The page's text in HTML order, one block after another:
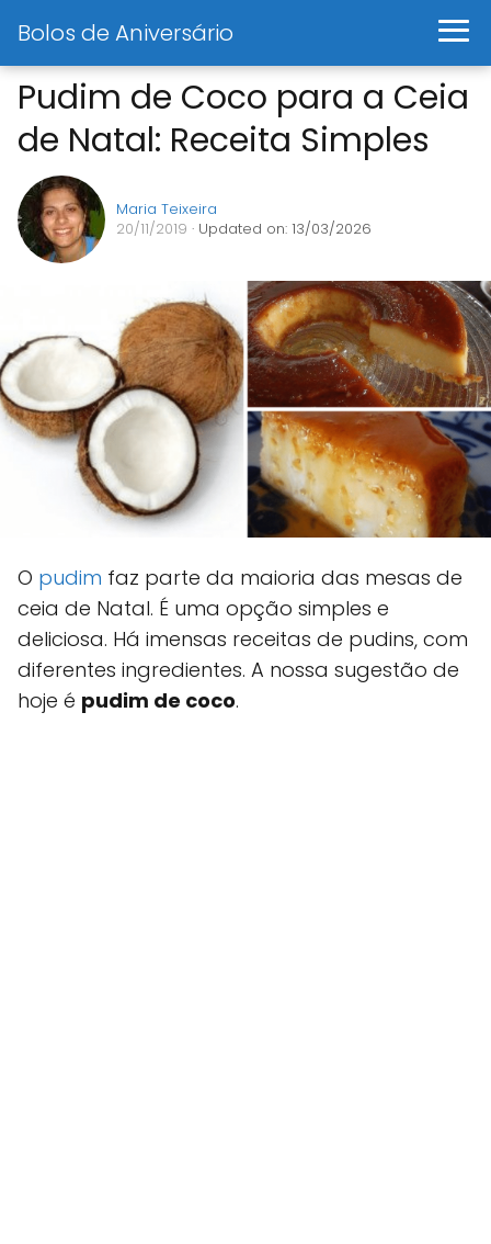
Bolos de Aniversário
Pudim de Coco para a Ceia
de Natal: Receita Simples
Maria Teixeira
20/11/2019 · Updated on: 13/03/2026
O pudim faz parte da maioria das mesas de
ceia de Natal. É uma opção simples e
deliciosa. Há imensas receitas de pudins, com
diferentes ingredientes. A nossa sugestão de
hoje é pudim de coco.